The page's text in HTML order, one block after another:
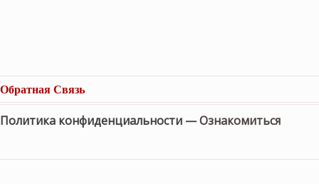
Обратная Связь
Политика конфиденциальности —Ознакомиться